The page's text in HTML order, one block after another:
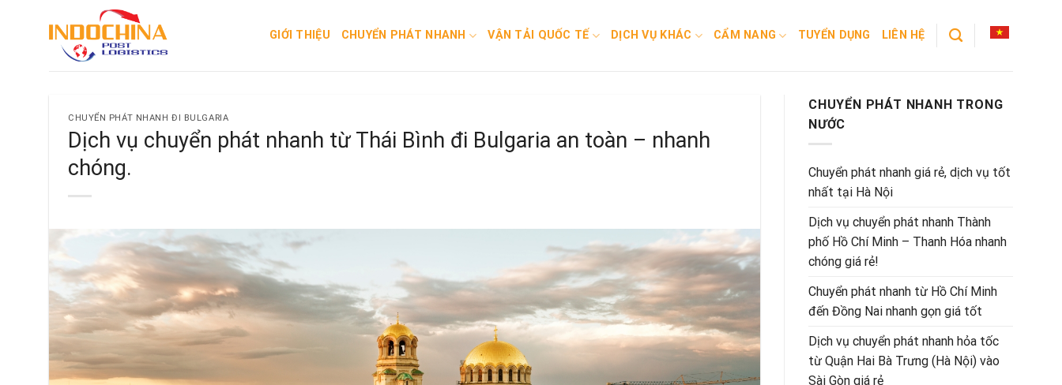
GIỚI THIỆU CHUYỂN PHÁT NHANH VẬN TẢI QUỐC TẾ DỊCH VỤ KHÁC CẨM NANG TUYỂN DỤNG LIÊN HỆ
CHUYỂN PHÁT NHANH ĐI BULGARIA
Dịch vụ chuyển phát nhanh từ Thái Bình đi Bulgaria an toàn – nhanh
chóng.
CHUYỂN PHÁT NHANH TRONG
NƯỚC
Chuyển phát nhanh giá rẻ, dịch vụ tốt
nhất tại Hà Nội
Dịch vụ chuyển phát nhanh Thành
phố Hồ Chí Minh – Thanh Hóa nhanh
chóng giá rẻ!
Chuyển phát nhanh từ Hồ Chí Minh
đến Đồng Nai nhanh gọn giá tốt
Dịch vụ chuyển phát nhanh hỏa tốc
từ Quận Hai Bà Trưng (Hà Nội) vào
Sài Gòn giá rẻ